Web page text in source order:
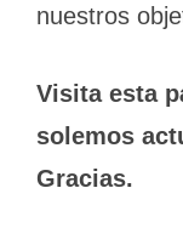
nuestros
Visita esta
solemos
Gracias.